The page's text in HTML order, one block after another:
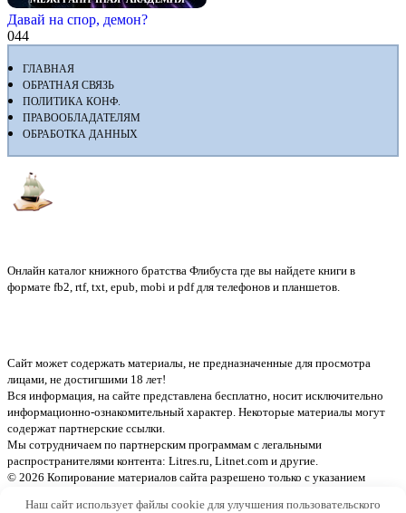
Давай на спор, демон?
044
ГЛАВНАЯ
ОБРАТНАЯ СВЯЗЬ
ПОЛИТИКА КОНФ.
ПРАВООБЛАДАТЕЛЯМ
ОБРАБОТКА ДАННЫХ
Онлайн каталог книжного братства Флибуста где вы найдете книги в
формате fb2, rtf, txt, epub, mobi и pdf для телефонов и планшетов.
Сайт может содержать материалы, не предназначенные для просмотра
лицами, не достигшими 18 лет!
Вся информация, на сайте представлена бесплатно, носит исключительно
информационно-ознакомительный характер. Некоторые материалы могут
содержат партнерские ссылки.
Мы сотрудничаем по партнерским программам с легальными
распространителями контента: Litres.ru, Litnet.com и другие.
© 2026 Копирование материалов сайта разрешено только с указанием
Наш сайт использует файлы cookie для улучшения пользовательского